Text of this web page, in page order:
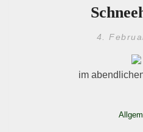
4.
im